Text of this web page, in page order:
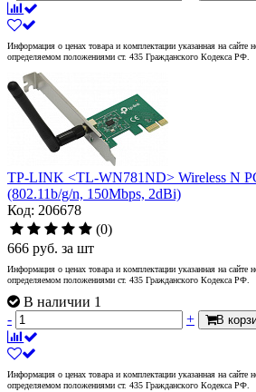
Информация о ценах товара и комплектации указанная на сайте
определяемом положениями ст. 435 Гражданского Кодекса РФ.
TP-LINK <TL-WN781ND> Wireless N
(802.11b/g/n, 150Mbps, 2dBi)
Код: 206678
(0)
666 руб. за шт
Информация о ценах товара и комплектации указанная на сайте
определяемом положениями ст. 435 Гражданского Кодекса РФ.
В наличии 1
-
+ В
Информация о ценах товара и комплектации указанная на сайте
определяемом положениями ст. 435 Гражданского Кодекса РФ.